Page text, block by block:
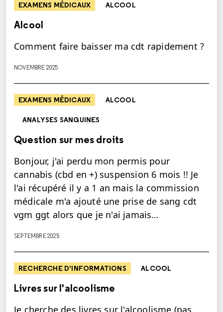
EXAMENS MÉDICAUX ALCOOL
Alcool
Comment faire baisser ma cdt rapidement ?
NOVEMBRE 2025
EXAMENS MÉDICAUX ALCOOL
ANALYSES SANGUINES
Question sur mes droits
Bonjour, j'ai perdu mon permis pour
cannabis (cbd en +) suspension 6 mois !! Je
l'ai récupéré il y a 1 an mais la commission
médicale m'a ajouté une prise de sang cdt
vgm ggt alors que je n'ai jamais…
SEPTEMBRE 2025
RECHERCHE D'INFORMATIONS ALCOOL
Livres sur l'alcoolisme
Je cherche des livres sur l'alcoolisme (pas